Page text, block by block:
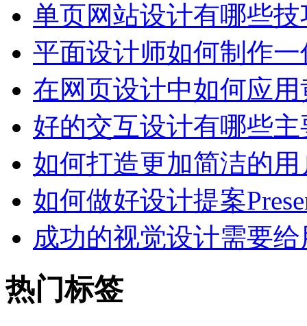
单页网站设计有哪些技
平面设计师如何制作一
在网页设计中如何应用
好的交互设计有哪些主
如何打造更加简洁的用
如何做好设计提案
成功的视觉设计需要给
热门标签